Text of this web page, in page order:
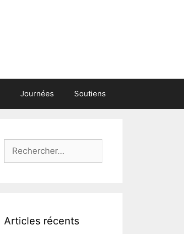
Journées Soutiens
Rechercher :
Articles récents